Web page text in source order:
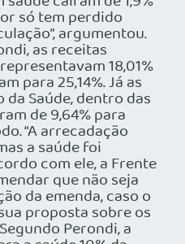
só tem perdido
argumentou.
as receitas
18,01%
para 25,14%. Já as
Saúde, dentro das
de 9,64% para
“A arrecadação
a saúde foi
com ele, a Frente
que não seja
da emenda, caso o
proposta sobre os
Perondi, a